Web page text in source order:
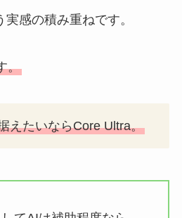
感の積み重ねです。
。
えたいならCore Ultra。